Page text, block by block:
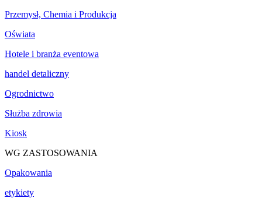
Przemysł, Chemia i Produkcja
Oświata
Hotele i branża eventowa
handel detaliczny
Ogrodnictwo
Służba zdrowia
Kiosk
WG ZASTOSOWANIA
Opakowania
etykiety